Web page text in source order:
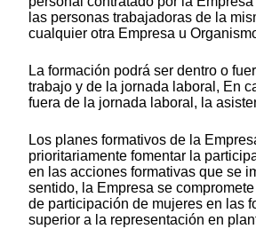
las personas trabajadoras de la
cualquier otra Empresa u
La formación podrá ser dentro o
trabajo y de la jornada laboral, En
fuera de la jornada laboral, la
Los planes formativos de la
prioritariamente fomentar la
en las acciones formativas que se
sentido, la Empresa se
de participación de mujeres en las
superior a la representación en